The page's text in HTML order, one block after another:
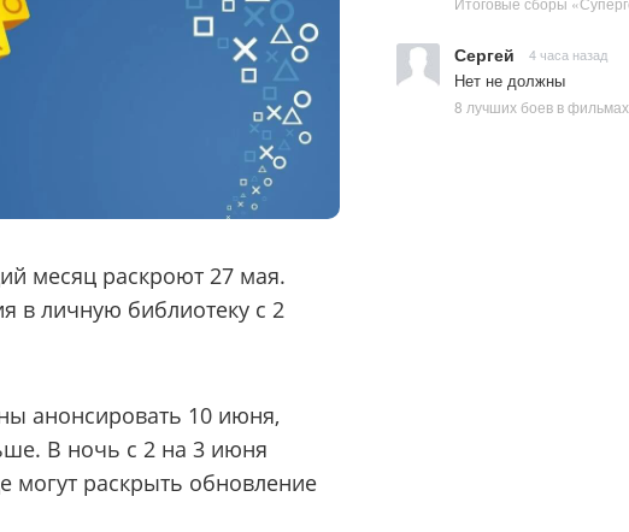
Сергей 4 часа назад
Нет не должны
месяц раскроют 27 мая.
в личную библиотеку с 2
анонсировать 10 июня,
В ночь с 2 на 3 июня
могут раскрыть обновление